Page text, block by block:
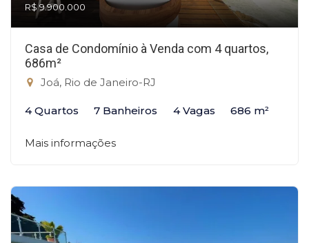
R$ 9.900.000
Casa de Condomínio à Venda com 4 quartos,
686m²
Joá, Rio de Janeiro-RJ
4 Quartos 7 Banheiros 4 Vagas 686 m²
Mais informações